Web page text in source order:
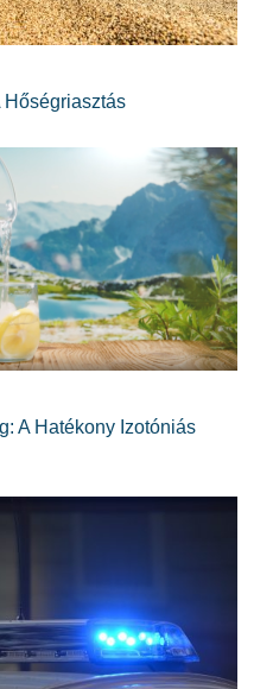
Hőségriasztás
A Hatékony Izotóniás